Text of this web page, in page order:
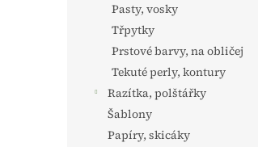
Pasty, vosky
Třpytky
Prstové barvy, na obličej
Tekuté perly, kontury
Razítka, polštářky
Šablony
Papíry, skicáky